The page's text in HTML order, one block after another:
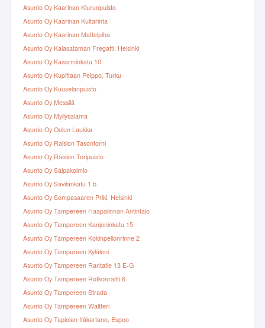
Asunto Oy Kaarinan Kiurunpuisto
Asunto Oy Kaarinan Kultarinta
Asunto Oy Kaarinan Mattelpiha
Asunto Oy Kalasataman Fregatti, Helsinki
Asunto Oy Kasarminkatu 10
Asunto Oy Kupittaan Peippo, Turku
Asunto Oy Kuuselanpuisto
Asunto Oy Messilä
Asunto Oy Myllysalama
Asunto Oy Oulun Laukka
Asunto Oy Raision Tasontorni
Asunto Oy Raision Toripuisto
Asunto Oy Salpakolmio
Asunto Oy Savilankatu 1 b
Asunto Oy Sompasaaren Priki, Helsinki
Asunto Oy Tampereen Haapalinnan Antintalo
Asunto Oy Tampereen Kanjoninkatu 15
Asunto Oy Tampereen Kokinpellonrinne 2
Asunto Oy Tampereen Kyläleni
Asunto Oy Tampereen Rantatie 13 E-G
Asunto Oy Tampereen Rotkonraitti 6
Asunto Oy Tampereen Strada
Asunto Oy Tampereen Waltteri
Asunto Oy Tapiolan Itäkartano, Espoo